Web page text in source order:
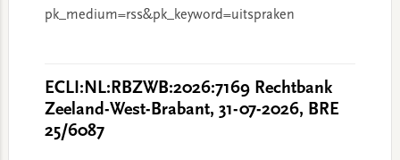
pk_medium=rss&pk_keyword=uitspraken
ECLI:NL:RBZWB:2026:7169 Rechtbank
Zeeland-West-Brabant, 31-07-2026, BRE
25/6087